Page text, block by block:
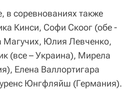
соревнованиях также
Кинси, Софи Скоог (обе -
Магучих, Юлия Левченко,
(все – Украина), Мирела
Елена Валлортигара
Юнгфляйш (Германия).